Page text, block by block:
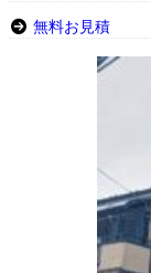
無料お見積